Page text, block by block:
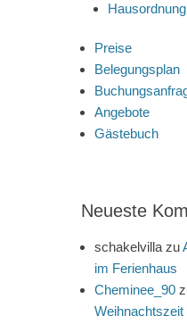
Hausordnung
Preise
Belegungsplan
Angebote
Gästebuch
Neueste
schakelvilla zu
im Ferienhaus
Cheminee_90